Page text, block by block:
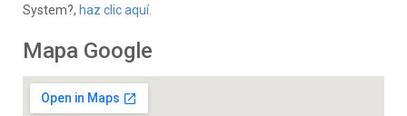
System?, haz clic aquí.
Mapa Google